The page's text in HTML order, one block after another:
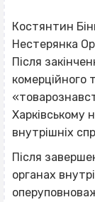
Костянтин
Нестерянка
Після
комерційного
Харківському
внутрішніх
Після
органах